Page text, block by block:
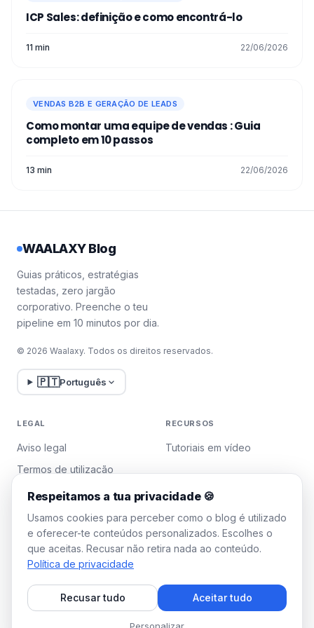
ICP Sales: definição e como encontrá-lo
11 min 22/06/2026
VENDAS B2B E GERAÇÃO DE LEADS
Como montar uma equipe de vendas : Guia
completo em 10 passos
13 min 22/06/2026
WAALAXY Blog
Guias práticos, estratégias
testadas, zero jargão
corporativo. Preenche o teu
pipeline em 10 minutos por dia.
© 2026 Waalaxy. Todos os direitos reservados.
🇵🇹Português
LEGAL
Aviso legal
Termos de utilização
Política de privacidade
Gerir cookies
RECURSOS
Tutoriais em vídeo
WAALAXY
Plano Team
Respeitamos a tua privacidade 🍪
Usamos cookies para perceber como o blog é utilizado
e oferecer-te conteúdos personalizados. Escolhes o
que aceitas. Recusar não retira nada ao conteúdo.
Política de privacidade
Recusar tudo Aceitar tudo